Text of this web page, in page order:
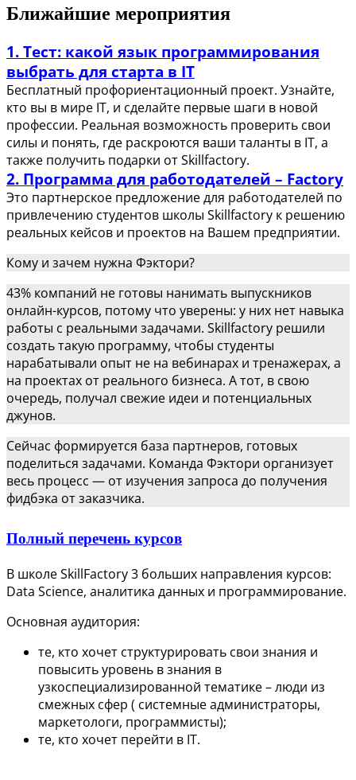
Ближайшие мероприятия
1. Тест: какой язык программирования
выбрать для старта в IT
Бесплатный профориентационный проект. Узнайте,
кто вы в мире IT, и сделайте первые шаги в новой
профессии. Реальная возможность проверить свои
силы и понять, где раскроются ваши таланты в IT, а
также получить подарки от Skillfactory.
2. Программа для работодателей – Factory
Это партнерское предложение для работодателей по
привлечению студентов школы Skillfactory к решению
реальных кейсов и проектов на Вашем предприятии.
Кому и зачем нужна Фэктори?
43% компаний не готовы нанимать выпускников
онлайн-курсов, потому что уверены: у них нет навыка
работы с реальными задачами. Skillfactory решили
создать такую программу, чтобы студенты
нарабатывали опыт не на вебинарах и тренажерах, а
на проектах от реального бизнеса. А тот, в свою
очередь, получал свежие идеи и потенциальных
джунов.
Сейчас формируется база партнеров, готовых
поделиться задачами. Команда Фэктори организует
весь процесс — от изучения запроса до получения
фидбэка от заказчика.
Полный перечень курсов
В школе SkillFactory 3 больших направления курсов:
Data Science, аналитика данных и программирование.
Основная аудитория:
те, кто хочет структурировать свои знания и
повысить уровень в знания в
узкоспециализированной тематике – люди из
смежных сфер ( системные администраторы,
маркетологи, программисты);
те, кто хочет перейти в IT.